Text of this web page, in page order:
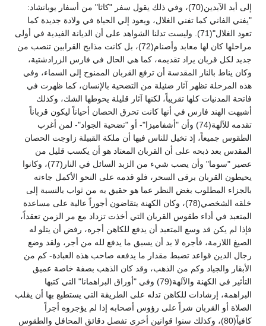
إلى أبد الآبدين(70)، وفي ذلك يقول سفر "كاثا" من أسفار يوبانشاد:
"يفني الفاني كما تفني الغلال، ويعود إلي الحياة في ولادة جديدة كما
تعود الغلال"(71). وليست تدلنا الشواهد على أن الديانة الفيدية في أولى
مراحلها كان لها معابد وأصنام(72)، بل كانت مذابح القرابين تنصب من
جديد لكل قربان يراد تقديمه، كما هي الحال في فارس الزرادشتية،
وكان يناط بالنار المقدسة أن ترفع القربان الممنوح إلى السماء، وفي
هذه المرحلة تظهر آثار ضئيلة من التضحية بالإنسان، كما ظهرت في
فاتحة المدنيات كلها تقريباً، لكنها آثار قليلة يحوطها الشك، وكذلك
أشبهت الهند فارس في أنها كانت تحرق الحصان أحياناً ليكون قرباناً
تقدمه للآلهة(74) وأن "أشفاميزا"- أو "تضحية الجواد"- لمن أغرب
الطقوس جميعاً، إذ تخيل للناس فيها أن ملكة القبيلة زاوجت الحصان
المقدس بعد ذبحه على أن القربان المعتاد هو أن يكسب قليل من
عصير "سوما" وأن يصب شيء من الزبد السائل في النار(77)، وكانوا
يحيطون القربان برقى السحر، فلو قدمه على النحو الأكمل جاءته
بالجزاء المطلوب بغض النظر عما هو حقيق به من ثواب بالنسبة إلى
خلقه الشخصي(78)، وكان الكهنة يتقاضون أجوراً عالية على مساعدة
المتعبد في أداء طقوس القربان التي أخذت تزداد مع مر الزمن تعقداً،
فإذا لم يكن قد وسع المتعبد أن يدفع للكاهن أجره، رفض أن يتلو له
الصيغ اللازمة، فأجره لا بد أن يسبق ما يدفع لله من أجر، ولقد وضع
رجال الدين قواعد تضبط مقدار ما يدفعه صاحب هذه العبادة- كم من
الأبقار والجياد وكم من الذهب، وقد كان الذهب بصفة خاصة عميق
التأثير في الكهنة والآلهة(79) وفي "أوراق البراهمانا" التي كتبها
البراهمة، إرشادات للكاهن تدله على الطريقة التي يستطيع بها أن يقلب
الصلاة أو القربان شراً على رؤوس أصحابه إذا لم يؤجروه أجراً
كافياً(80)، وكذلك سنوا قوانين أخرى تفصل دقائق المحافل والطقوس